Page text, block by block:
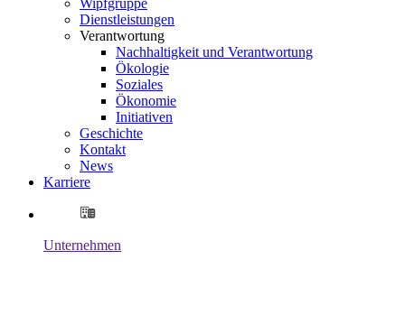
Wipfgruppe
Dienstleistungen
Verantwortung
Nachhaltigkeit und Verantwortung
Ökologie
Soziales
Ökonomie
Initiativen
Geschichte
Kontakt
News
Karriere
Unternehmen